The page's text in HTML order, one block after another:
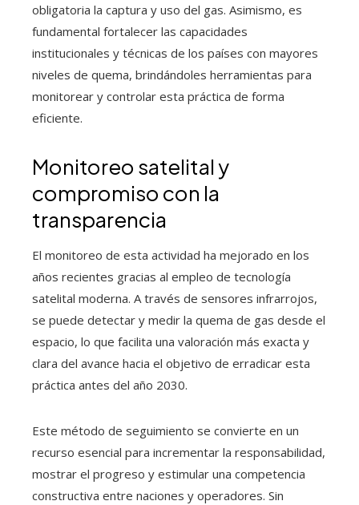
obligatoria la captura y uso del gas. Asimismo, es
fundamental fortalecer las capacidades
institucionales y técnicas de los países con mayores
niveles de quema, brindándoles herramientas para
monitorear y controlar esta práctica de forma
eficiente.
Monitoreo satelital y
compromiso con la
transparencia
El monitoreo de esta actividad ha mejorado en los
años recientes gracias al empleo de tecnología
satelital moderna. A través de sensores infrarrojos,
se puede detectar y medir la quema de gas desde el
espacio, lo que facilita una valoración más exacta y
clara del avance hacia el objetivo de erradicar esta
práctica antes del año 2030.
Este método de seguimiento se convierte en un
recurso esencial para incrementar la responsabilidad,
mostrar el progreso y estimular una competencia
constructiva entre naciones y operadores. Sin